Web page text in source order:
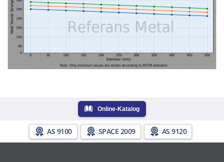
Online-Katalog
AS 9100 SPACE 2009 AS 9120